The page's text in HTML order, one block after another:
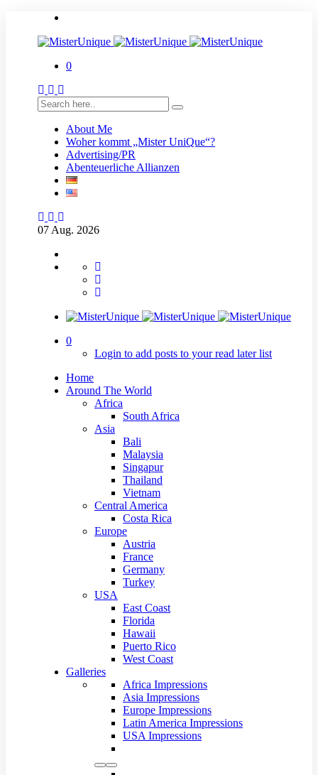
0
About Me
Woher kommt „Mister UniQue“?
Advertising/PR
Abenteuerliche Allianzen
07 Aug. 2026
0
Login to add posts to your read later list
Home
Around The World
Africa
South Africa
Asia
Bali
Malaysia
Singapur
Thailand
Vietnam
Central America
Costa Rica
Europe
Austria
France
Germany
Turkey
USA
East Coast
Florida
Hawaii
Puerto Rico
West Coast
Galleries
Africa Impressions
Asia Impressions
Europe Impressions
Latin America Impressions
USA Impressions